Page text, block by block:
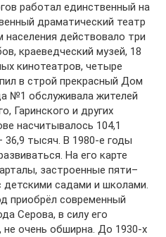
работал единственный на
драматический театр
населения действовало три
краеведческий музей, 18
кинотеатров, четыре
в строй прекрасный Дом
№1 обслуживала жителей
Гаринского и других
насчитывалось 104,1
36,9 тысяч. В 1980-е годы
На его карте
застроенные пяти–
садами и школами.
приобрёл современный
Серова, в силу его
очень обширна. До 1930-х